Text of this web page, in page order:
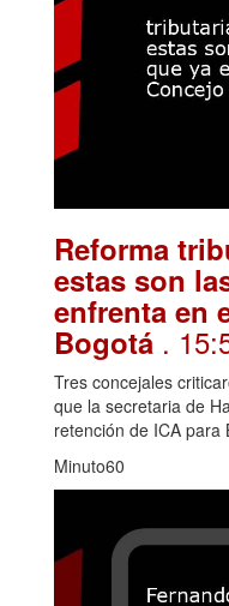
Reforma
estas son
enfrenta en
Bogotá .
Tres concejales
que la secretaria de
retención de ICA para
Minuto60